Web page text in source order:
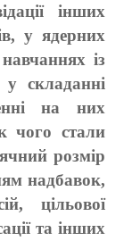
інших
у ядерних
із
у складанні
на них
чого стали
розмір
надбавок,
цільової
та інших